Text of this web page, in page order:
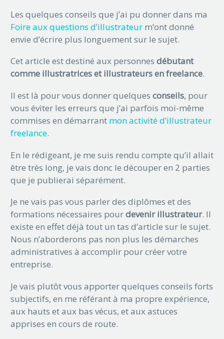
Les quelques conseils que j’ai pu donner dans ma
Foire aux questions d’illustrateur m’ont donné
envie d’écrire plus longuement sur le sujet.
Cet article est destiné aux personnes débutant
comme illustratrices et illustrateurs en freelance.
Il est là pour vous donner quelques conseils, pour
vous éviter les erreurs que j’ai parfois moi-même
commises en démarrant mon activité d’illustrateur
freelance.
En le rédigeant, je me suis rendu compte qu’il allait
être très long, je vais donc le découper en 2 parties
que je publierai séparément.
Je ne vais pas vous parler des diplômes et des
formations nécessaires pourdevenir illustrateur. Il
existe en effet déjà tout un tas d’article sur le sujet.
Nous n’aborderons pas non plus les démarches
administratives à accomplir pour créer votre
entreprise.
Je vais plutôt vous apporter quelques conseils forts
subjectifs, en me référant à ma propre expérience,
aux hauts et aux bas vécus, et aux astuces
apprises en cours de route.